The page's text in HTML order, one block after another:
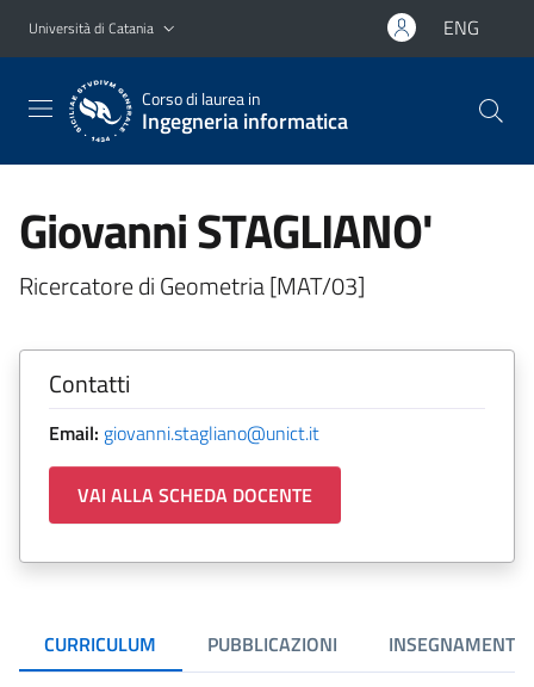
Vai al contenuto principale
Vai al menu di navigazione
Università di Catania ENG
Corso di laurea in
Ingegneria informatica
Giovanni STAGLIANO'
Ricercatore di Geometria [MAT/03]
Contatti
Email: giovanni.stagliano@unict.it
VAI ALLA SCHEDA DOCENTE
CURRICULUM PUBBLICAZIONI INSEGNAMENTI